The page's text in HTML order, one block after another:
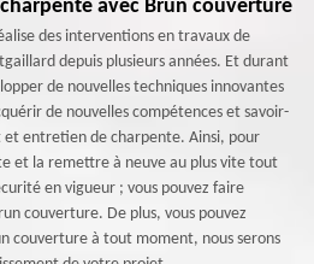
avec Brun couverture
des interventions en travaux de
depuis plusieurs années. Et durant
de nouvelles techniques innovantes
de nouvelles compétences et savoir-
entretien de charpente. Ainsi, pour
et la remettre à neuve au plus vite tout
en vigueur ; vous pouvez faire
couverture. De plus, vous pouvez
couverture à tout moment, nous serons